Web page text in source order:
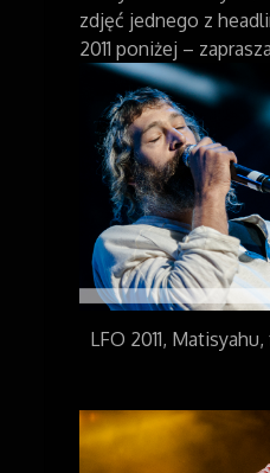
zdjęć jednego z
2011 poniżej –
LFO 2011,